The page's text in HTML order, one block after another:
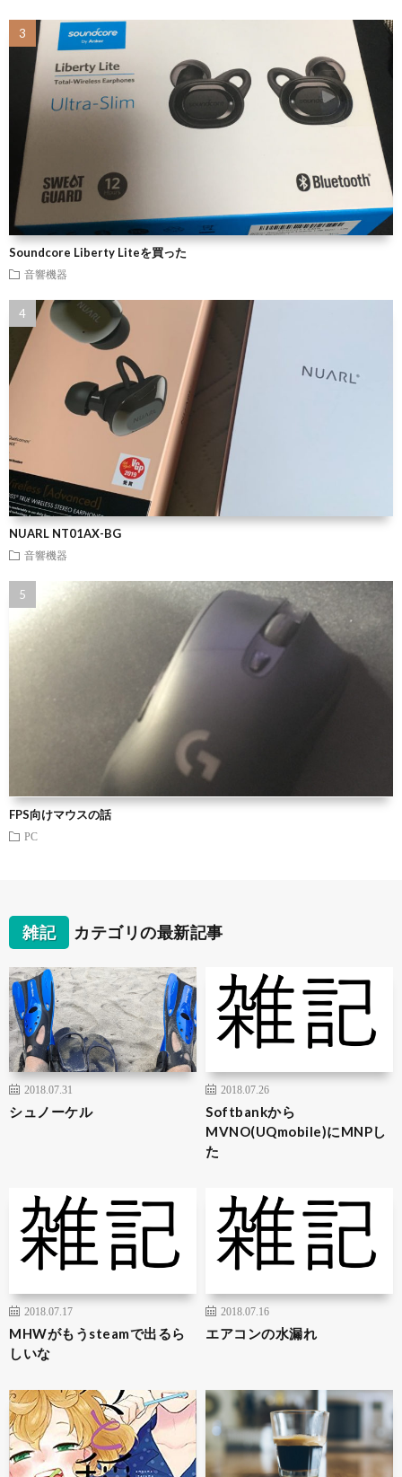
Soundcore Liberty Liteを買った
音響機器
NUARL NT01AX-BG
音響機器
FPS向けマウスの話
PC
雑記 カテゴリの最新記事
2018.07.31
シュノーケル
2018.07.26
Softbankから
MVNO(UQmobile)にMNPし
た
2018.07.17
MHWがもうsteamで出るら
しいな
2018.07.16
エアコンの水漏れ